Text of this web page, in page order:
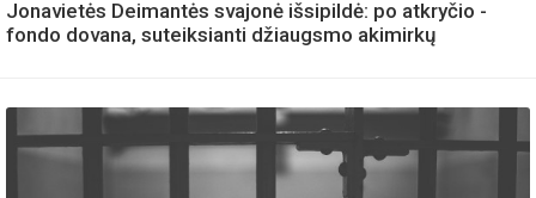
Jonavietės Deimantės svajonė išsipildė: po atkryčio -
fondo dovana, suteiksianti džiaugsmo akimirkų